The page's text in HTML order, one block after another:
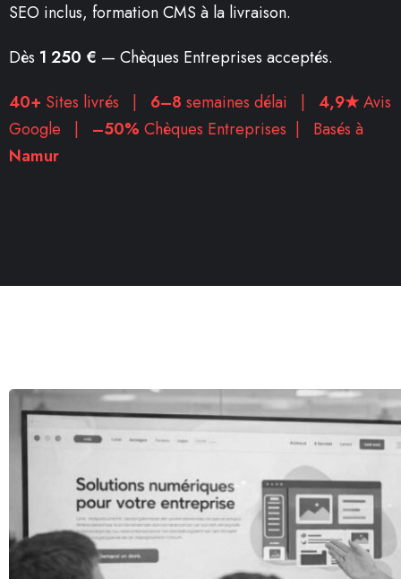
SEO inclus, formation CMS à la livraison.
Dès 1 250 € — Chèques Entreprises acceptés.
40+ Sites livrés | 6–8 semaines délai | 4,9★Avis
Google | –50% Chèques Entreprises | Basés à
Namur